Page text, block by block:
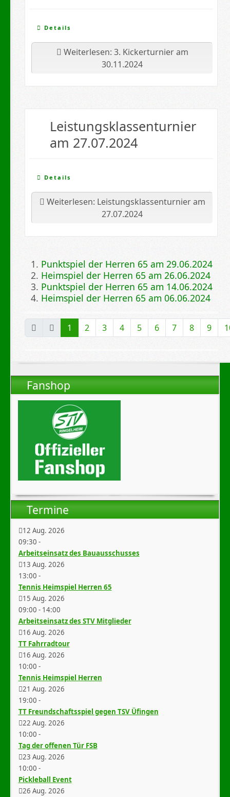
Fanshop
Termine
12 Aug. 2026
09:30 -
Arbeitseinsatz des Bauausschusses
13 Aug. 2026
13:00 -
Tennis Heimspiel Herren 65
15 Aug. 2026
09:00 - 14:00
Arbeitseinsatz des STV Mitglieder
16 Aug. 2026
TT Fahrradtour
16 Aug. 2026
10:00 -
Tennis Heimspiel Herren
21 Aug. 2026
19:00 -
TT Freundschaftsspiel gegen TSV Üfingen
22 Aug. 2026
10:00 -
Tag der offenen Tür FSB
23 Aug. 2026
10:00 -
Pickleball Event
26 Aug. 2026
Details
Weiterlesen: 3. Kickerturnier am
30.11.2024
Leistungsklassenturnier
am 27.07.2024
Details
Weiterlesen: Leistungsklassenturnier am
27.07.2024
Punktspiel der Herren 65 am 29.06.2024
Heimspiel der Herren 65 am 26.06.2024
Punktspiel der Herren 65 am 14.06.2024
Heimspiel der Herren 65 am 06.06.2024
Seite 1 von 28
1 2 3 4 5 6 7 8 9